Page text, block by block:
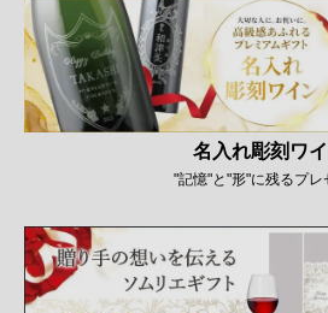
名入れ彫刻ワ
"記憶"と"形"に残るプレ